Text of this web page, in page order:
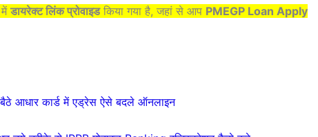
डायरेक्ट लिंक प्रोवाइडकिया गया है, जहां से आप PMEGP Loan Apply
आधार कार्ड में एड्रेस ऐसे बदले ऑनलाइन